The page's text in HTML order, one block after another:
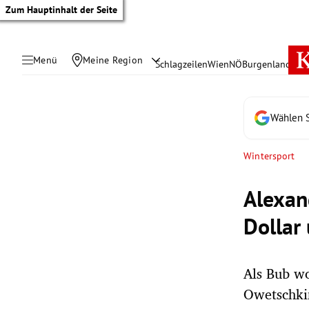
Zum Hauptinhalt der Seite
Menü Meine Region SchlagzeilenWienNÖBurgenland
Wählen
Wintersport
Dollar
Als Bub